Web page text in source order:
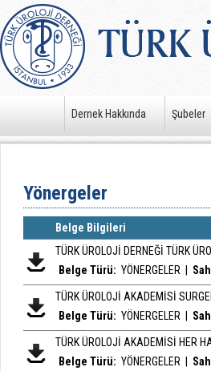
Dernek Hakkında Şubeler
Yönergeler
Belge Bilgileri
TÜRK ÜROLOJİ DERNEĞİ TÜRK
Belge Türü: YÖNERGELER
TÜRK ÜROLOJİ AKADEMİSİ
Belge Türü: YÖNERGELER
TÜRK ÜROLOJİ AKADEMİSİ HER
Belge Türü: YÖNERGELER